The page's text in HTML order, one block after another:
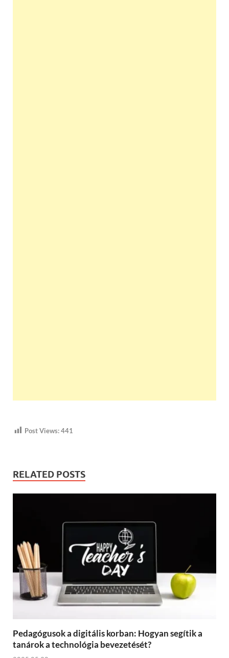
Post Views:441
RELATED POSTS
Pedagógusok a digitális korban: Hogyan segítik a
tanárok a technológia bevezetését?